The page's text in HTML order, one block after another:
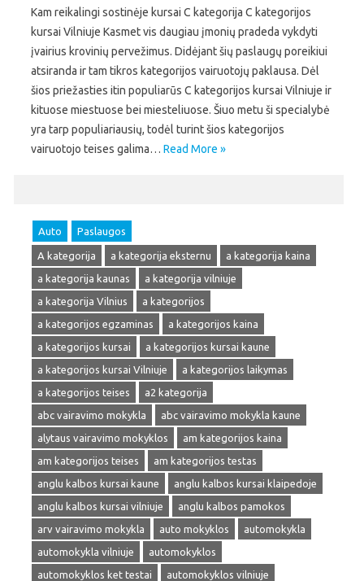
Kam reikalingi sostinėje kursai C kategorija C kategorijos
kursai Vilniuje Kasmet vis daugiau įmonių pradeda vykdyti
įvairius krovinių pervežimus. Didėjant šių paslaugų poreikiui
atsiranda ir tam tikros kategorijos vairuotojų paklausa. Dėl
šios priežasties itin populiarūs C kategorijos kursai Vilniuje ir
kituose miestuose bei miesteliuose. Šiuo metu ši specialybė
yra tarp populiariausių, todėl turint šios kategorijos
vairuotojo teises galima… Read More »
Auto Paslaugos
A kategorija a kategorija eksternu
a kategorija kaina
a kategorija kaunas
a kategorija vilniuje
a kategorija Vilnius
a kategorijos
a kategorijos egzaminas
a kategorijos kaina
a kategorijos kursai
a kategorijos kursai kaune
a kategorijos kursai Vilniuje
a kategorijos laikymas
a kategorijos teises
a2 kategorija
abc vairavimo mokykla
abc vairavimo mokykla kaune
alytaus vairavimo mokyklos
am kategorijos kaina
am kategorijos teises
am kategorijos testas
anglu kalbos kursai kaune
anglu kalbos kursai klaipedoje
anglu kalbos kursai vilniuje
anglu kalbos pamokos
arv vairavimo mokykla
auto mokyklos
automokykla
automokykla vilniuje
automokyklos
automokyklos ket testai
automokyklos vilniuje